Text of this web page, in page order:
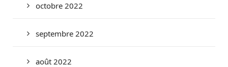
octobre 2022
septembre 2022
août 2022